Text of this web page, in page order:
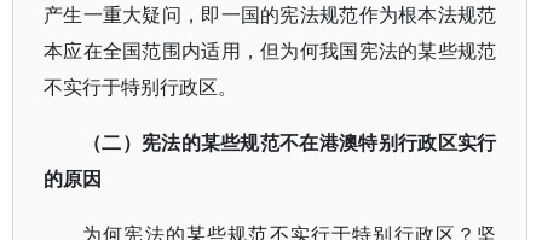
产生一重大疑问，即一国的宪法规范作为根本法规范
本应在全国范围内适用，但为何我国宪法的某些规范
不实行于特别行政区。
（二）宪法的某些规范不在港澳特别行政区实行
的原因
为何宪法的某些规范不实行于特别行政区？坚